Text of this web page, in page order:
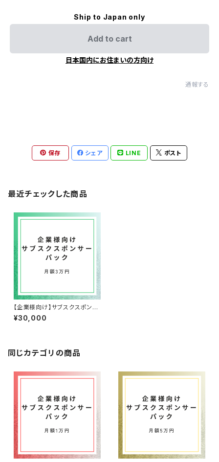
Ship to Japan only
Add to cart
日本国内にお住まいの方向け
通報する
保存 シェア LINE ポスト
最近チェックした商品
【企業様向け】サブスクスポンサ
ー3万パック
¥30,000
同じカテゴリの商品